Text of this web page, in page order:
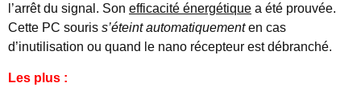
l’arrêt du signal. Son efficacité énergétique a été prouvée.
Cette PC souris s’éteint automatiquementen cas
d’inutilisation ou quand le nano récepteur est débranché.
Les plus :